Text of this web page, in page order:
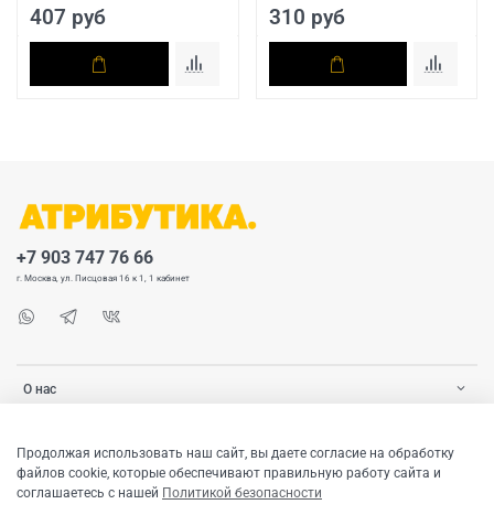
407 руб 310 руб
О нас
+7 903 747 76 66
г. Москва, ул. Писцовая 16 к 1, 1 кабинет
Продолжая использовать наш сайт, вы даете согласие на обработку
файлов cookie, которые обеспечивают правильную работу сайта и
соглашаетесь с нашей Политикой безопасности